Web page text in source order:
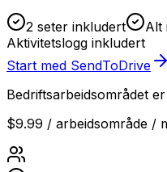
2 seter inkludert
Alt
Aktivitetslogg inkludert
Start med SendToDrive
Bedriftsarbeidsområdet
$9.99 / arbeidsområde /